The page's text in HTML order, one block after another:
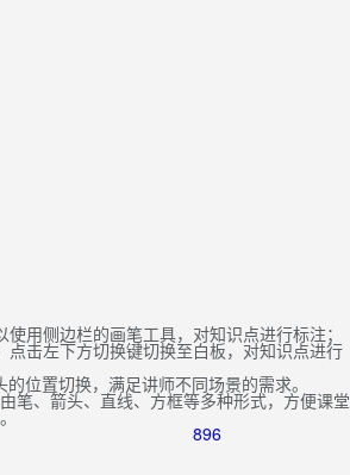
使用侧边栏的画笔工具，对知识点进行标注；
点击左下方切换键切换至白板，对知识点进行
位置切换，满足讲师不同场景的需求。
笔、箭头、直线、方框等多种形式，方便课堂